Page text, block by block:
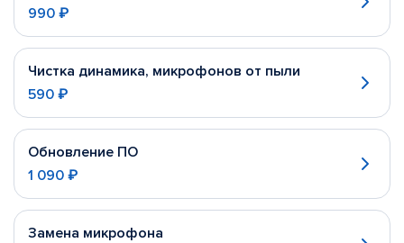
990 ₽
Чистка динамика, микрофонов от пыли
590 ₽
Обновление ПО
1 090 ₽
Замена микрофона